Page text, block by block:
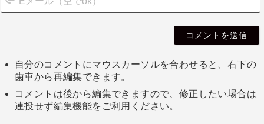
自分のコメントにマウスカーソルを合わせると、右下の
歯車から再編集できます。
コメントは後から編集できますので、修正したい場合は
連投せず編集機能をご利用ください。